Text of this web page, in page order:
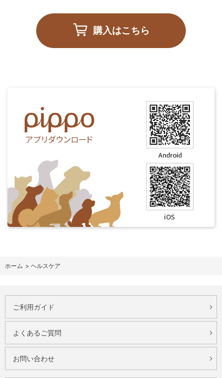
購入はこちら
ホーム > ヘルスケア
ご利用ガイド
よくあるご質問
お問い合わせ